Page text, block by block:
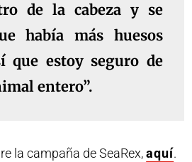
de la cabeza y se
había más huesos
que estoy seguro de
entero”.
la campaña de SeaRex,aquí.